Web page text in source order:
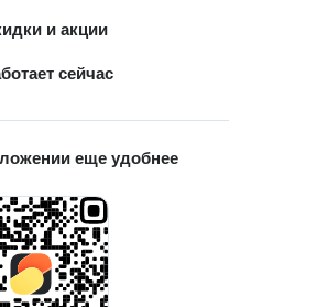
и акции
сейчас
еще удобнее